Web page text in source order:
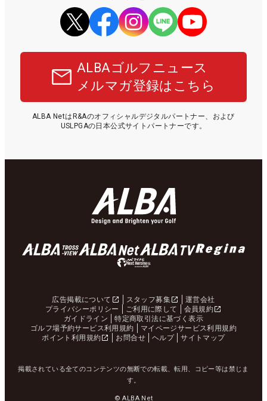
ALBAゴルフニュース
メルマガ登録はこちら
ALBA NetはR&Aのオフィシャルデジタルパートナー、および
USLPGAの日本公式サイトパートナーです。
広告掲載について スタッフ募集
運営会社
プライバシーポリシー
ご利用に際して
会員規約
ガイドライン
特定商取引法に基づく表示
ゴルフ場予約サービス利用規約
マイページサービス利用規約
ポイント利用規約
お問合せ ヘルプ サイトマップ
掲載されている全てのコンテンツの無断での転載、転用、コピー等は禁じま
す。
© ALBA Net